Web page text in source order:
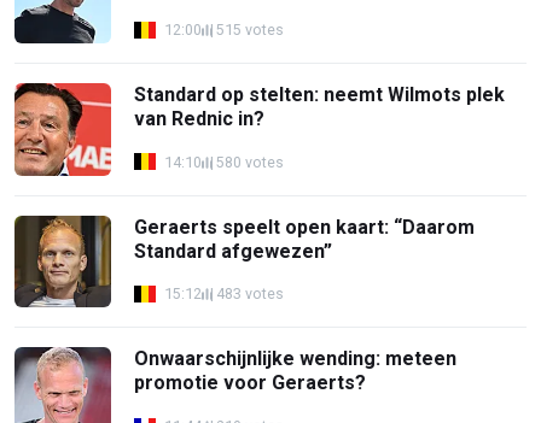
12:00 515 votes
Standard op stelten: neemt Wilmots plek
van Rednic in?
14:10 580 votes
Geraerts speelt open kaart: “Daarom
Standard afgewezen”
15:12 483 votes
Onwaarschijnlijke wending: meteen
promotie voor Geraerts?